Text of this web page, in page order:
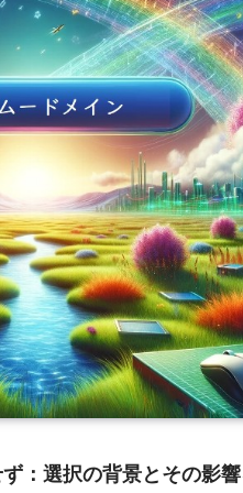
：選択の背景とその影